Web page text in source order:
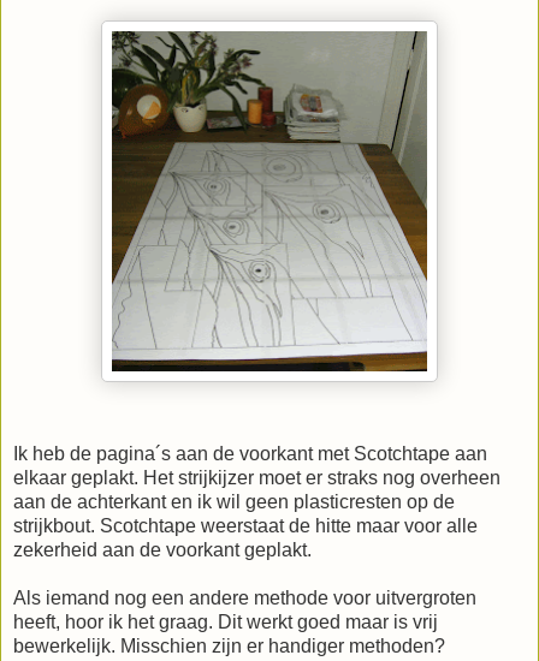
Ik heb de pagina´s aan de voorkant met Scotchtape aan
elkaar geplakt. Het strijkijzer moet er straks nog overheen
aan de achterkant en ik wil geen plasticresten op de
strijkbout. Scotchtape weerstaat de hitte maar voor alle
zekerheid aan de voorkant geplakt.
Als iemand nog een andere methode voor uitvergroten
heeft, hoor ik het graag. Dit werkt goed maar is vrij
bewerkelijk. Misschien zijn er handiger methoden?